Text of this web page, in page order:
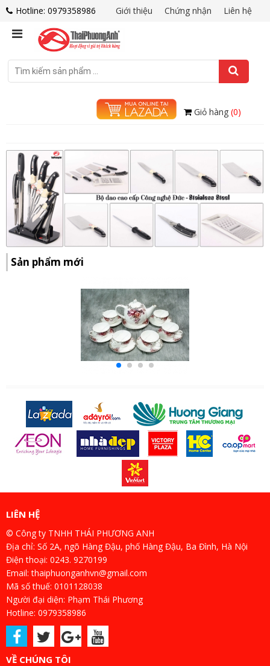
Hotline: 0979358986 Liên hệ
Chứng nhận
Giới thiệu
Giỏ hàng (0)
Sản phẩm mới
LIÊN HỆ
© Công ty TNHH THÁI PHƯƠNG ANH
Địa chỉ: Số 2A, ngõ Hàng Đậu, phố Hàng Đậu, Ba Đình, Hà Nội
Điện thoại: 0243. 9270199
Email: thaiphuonganhvn@gmail.com
Mã số thuế: 0101128038
Người đại diện: Phạm Thái Phương
Hotline: 0979358986
VỀ CHÚNG TÔI